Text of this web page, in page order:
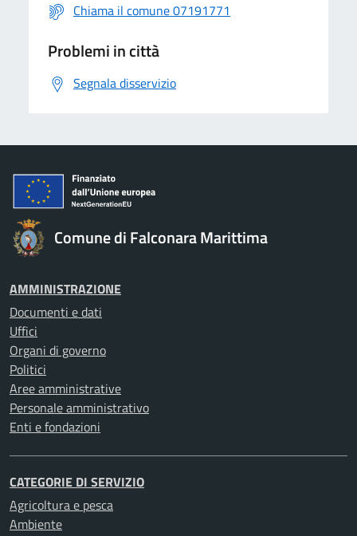
Chiama il comune 07191771
Problemi in città
Segnala disservizio
Comune di Falconara Marittima
AMMINISTRAZIONE
Documenti e dati
Uffici
Organi di governo
Politici
Aree amministrative
Personale amministrativo
Enti e fondazioni
CATEGORIE DI SERVIZIO
Agricoltura e pesca
Ambiente